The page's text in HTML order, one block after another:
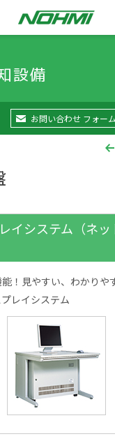
設備
お問い合わせ フォーム
イシステム（ネッ
！見やすい、わかりや
レイシステム